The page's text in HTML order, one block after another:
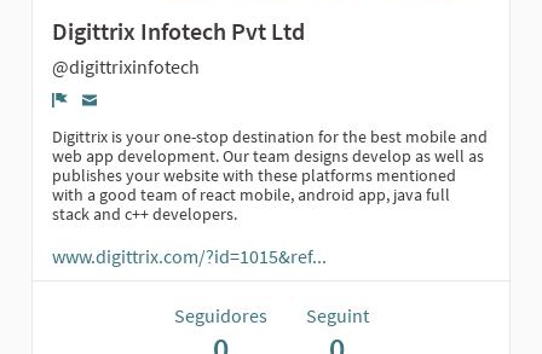
Digittrix Infotech Pvt Ltd
@digittrixinfotech
Digittrix is your one-stop destination for the best mobile and
web app development. Our team designs develop as well as
publishes your website with these platforms mentioned
with a good team of react mobile, android app, java full
stack and c++ developers.
www.digittrix.com/?id=1015&ref...
Seguidores Seguint